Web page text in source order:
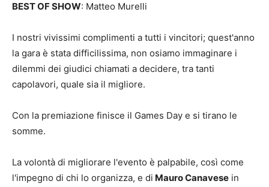
BEST OF SHOW: Matteo Murelli
I nostri vivissimi complimenti a tutti i vincitori; quest'anno
la gara è stata difficilissima, non osiamo immaginare i
dilemmi dei giudici chiamati a decidere, tra tanti
capolavori, quale sia il migliore.
Con la premiazione finisce il Games Day e si tirano le
somme.
La volontà di migliorare l'evento è palpabile, così come
l'impegno di chi lo organizza, e di Mauro Canavese in